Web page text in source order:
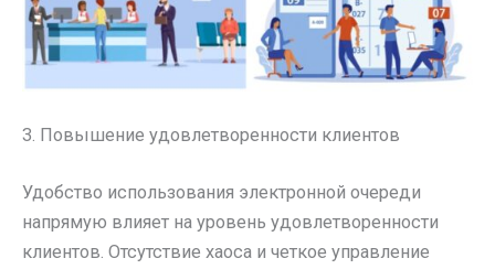
3. Повышение удовлетворенности клиентов
Удобство использования электронной очереди
напрямую влияет на уровень удовлетворенности
клиентов. Отсутствие хаоса и четкое управление